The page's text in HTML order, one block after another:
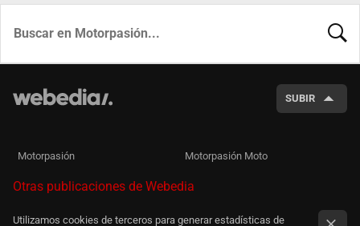
SUBIR
Motorpasión Motorpasión Moto
Otras publicaciones de Webedia
Utilizamos cookies de terceros para generar estadísticas de